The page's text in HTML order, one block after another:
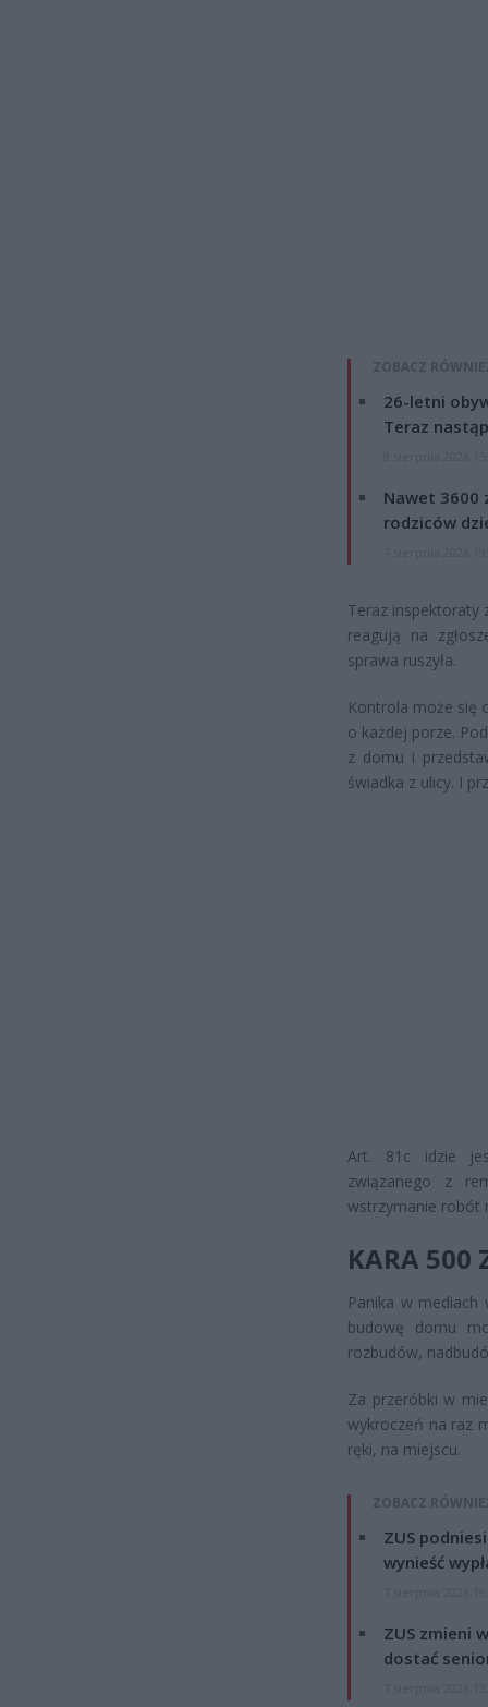
ZOBACZ
26-letni
Teraz
Nawet 3600
rodziców
Teraz inspektoraty
reagują na
sprawa ruszyła.
Kontrola może się
o każdej porze.
z domu i
świadka z ulicy. I
Art. 81c idzie
związanego z
wstrzymanie robót
KARA 500
Panika w mediach
budowę domu
rozbudów,
Za przeróbki w
wykroczeń na raz
ręki, na miejscu.
ZOBACZ
ZUS
wynieść
ZUS zmieni
dostać